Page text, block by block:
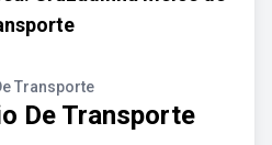
Transporte
De Transporte